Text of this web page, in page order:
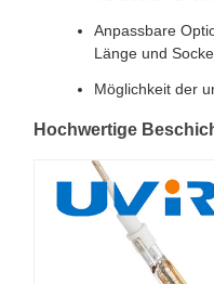
Anpassbare
Länge und
Möglichkeit der
Hochwertige